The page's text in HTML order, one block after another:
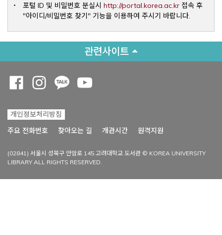
포털 ID 및 비밀번호 분실시 http://portal.korea.ac.krOpens a
접속 후
"아이디/비밀번호 찾기" 기능을 이용하여 주시기 바랍니다.
관련사이트
개인정보처리방침
주요 전화번호
찾아오는 길 개관시간 원격지원
(02841) 서울시 성북구 안암로 145 고려대학교 도서관 © KOREA UNIVERSITY
LIBRARY ALL RIGHTS RESERVED.
Opens a new window
Opens a new window
Opens a new window